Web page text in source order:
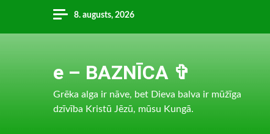
content
8. augusts, 2026
e – BAZNĪCA ✞
Grēka alga ir nāve, bet Dieva balva ir mūžīga
dzīvība Kristū Jēzū, mūsu Kungā.